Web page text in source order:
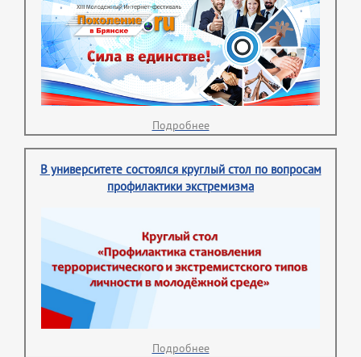
Подробнее
В университете состоялся круглый стол по вопросам
профилактики экстремизма
Подробнее